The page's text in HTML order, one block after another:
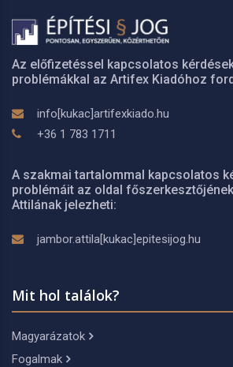
Az előfizetéssel kapcsolatos
problémákkal az Artifex Kiadóhoz
info[kukac]artifexkiado.hu
+36 1 783 1711
A szakmai tartalommal kapcsolatos
problémáit az oldal
Attilának jelezheti:
jambor.attila[kukac]epitesijog.hu
Mit hol találok?
Magyarázatok
Fogalmak